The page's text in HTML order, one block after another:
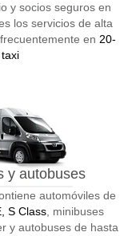
y socios seguros en
los servicios de alta
en 20-
y autobuses
automóviles de
S Class , minibuses
y autobuses de hasta